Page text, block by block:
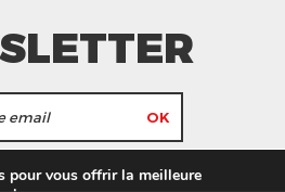
les actualités et les
pour vous offrir la meilleure